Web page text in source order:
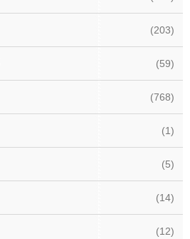
(203)
(59)
(768)
(1)
(5)
(14)
(12)